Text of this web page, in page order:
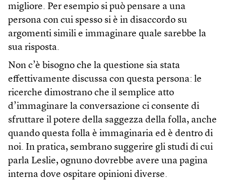
migliore. Per esempio si può pensare a una
persona con cui spesso si è in disaccordo su
argomenti simili e immaginare quale sarebbe la
sua risposta.
Non c’è bisogno che la questione sia stata
effettivamente discussa con questa persona: le
ricerche dimostrano che il semplice atto
d’immaginare la conversazione ci consente di
sfruttare il potere della saggezza della folla, anche
quando questa folla è immaginaria ed è dentro di
noi. In pratica, sembrano suggerire gli studi di cui
parla Leslie, ognuno dovrebbe avere una pagina
interna dove ospitare opinioni diverse.